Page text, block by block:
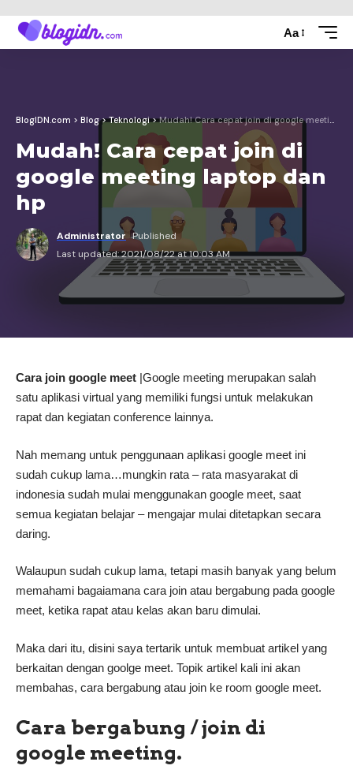
Aa
BlogIDN.com > Blog>Teknologi>Mudah! Cara cepat join di google meeting laptop dan hp
Mudah! Cara cepat join di
google meeting laptop dan
hp
Last updated: 2021/08/22 at 10:03 AM
Administrator Published
Cara join google meet |Google meeting merupakan salah
satu aplikasi virtual yang memiliki fungsi untuk melakukan
rapat dan kegiatan conference lainnya.
Nah memang untuk penggunaan aplikasi google meet ini
sudah cukup lama…mungkin rata – rata masyarakat di
indonesia sudah mulai menggunakan google meet, saat
semua kegiatan belajar – mengajar mulai ditetapkan secara
daring.
Walaupun sudah cukup lama, tetapi masih banyak yang belum
memahami bagaiamana cara join atau bergabung pada google
meet, ketika rapat atau kelas akan baru dimulai.
Maka dari itu, disini saya tertarik untuk membuat artikel yang
berkaitan dengan goolge meet. Topik artikel kali ini akan
membahas, cara bergabung atau join ke room google meet.
Cara bergabung / join di
google meeting.